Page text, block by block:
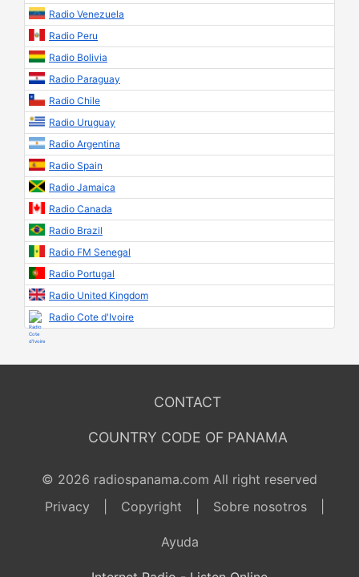
Radio Venezuela
Radio Peru
Radio Bolivia
Radio Paraguay
Radio Chile
Radio Uruguay
Radio Argentina
Radio Spain
Radio Jamaica
Radio Canada
Radio Brazil
Radio FM Senegal
Radio Portugal
Radio United Kingdom
Radio Cote d'Ivoire
CONTACT
COUNTRY CODE OF PANAMA
© 2026 radiospanama.com All right reserved
Privacy
Copyright Sobre nosotros
Ayuda